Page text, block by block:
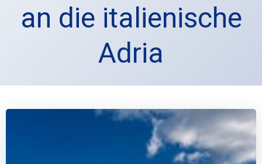
an die italienische
Adria